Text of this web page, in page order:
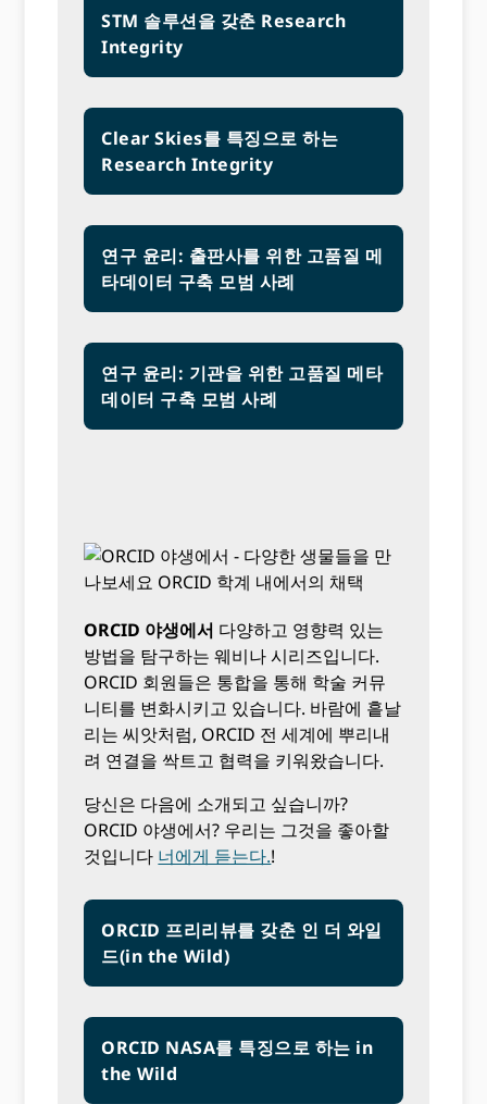
STM 솔루션을 갖춘 Research
Integrity
Clear Skies를 특징으로 하는
Research Integrity
연구 윤리: 출판사를 위한 고품질 메
타데이터 구축 모범 사례
연구 윤리: 기관을 위한 고품질 메타
데이터 구축 모범 사례
ORCID 야생에서 다양하고 영향력 있는
방법을 탐구하는 웨비나 시리즈입니다.
ORCID 회원들은 통합을 통해 학술 커뮤
니티를 변화시키고 있습니다. 바람에 흩날
리는 씨앗처럼, ORCID 전 세계에 뿌리내
려 연결을 싹트고 협력을 키워왔습니다.
당신은 다음에 소개되고 싶습니까?
ORCID 야생에서? 우리는 그것을 좋아할
것입니다 너에게 듣는다.!
ORCID 프리리뷰를 갖춘 인 더 와일
드(in the Wild)
ORCID NASA를 특징으로 하는 in
the Wild